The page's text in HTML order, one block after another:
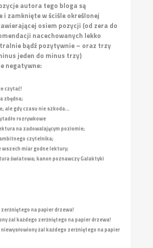
autora tego bloga są
i zamknięte w ściśle określonej
osiem pozycji (od zera do
nacechowanych lekko
bądź pozytywnie – oraz trzy
jeden do minus trzy)
negatywne:
czytać!
zbędna;
ale gdy czasu nie szkoda...
rozrywkowe
na zadowalającym poziomie;
czytelnika;
wszech miar godne lektury;
światowa; kanon poznawczy Galaktyki
na papier drzewa!
żal każdego zerżniętego na papier drzewa!
żal każdego zerżniętego na papier